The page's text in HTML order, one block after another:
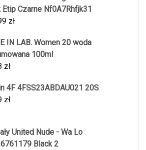
Etip Czarne Nf0A7Rhfjk31
zł
IN LAB. Women 20 woda
100ml
zł
4F 4FSS23ABDAU021 20S
zł
United Nude - Wa Lo
Black 2